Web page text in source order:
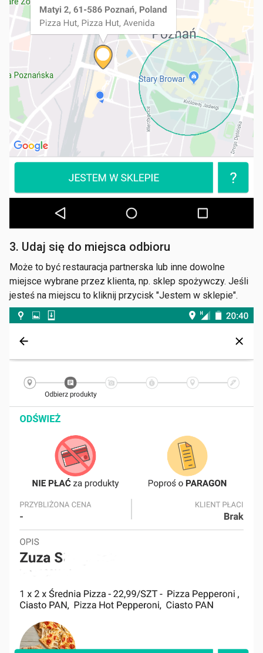
3. Udaj się do miejsca odbioru
Może to być restauracja partnerska lub inne dowolne
miejsce wybrane przez klienta, np. sklep spożywczy. Jeśli
jesteś na miejscu to kliknij przycisk "Jestem w sklepie".